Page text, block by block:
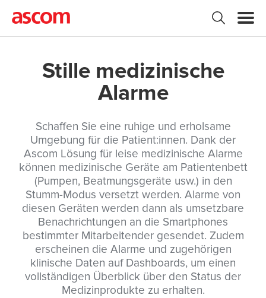
Stille medizinische
Alarme
Schaffen Sie eine ruhige und erholsame
Umgebung für die Patient:innen. Dank der
Ascom Lösung für leise medizinische Alarme
können medizinische Geräte am Patientenbett
(Pumpen, Beatmungsgeräte usw.) in den
Stumm-Modus versetzt werden. Alarme von
diesen Geräten werden dann als umsetzbare
Benachrichtungen an die Smartphones
bestimmter Mitarbeitender gesendet. Zudem
erscheinen die Alarme und zugehörigen
klinische Daten auf Dashboards, um einen
vollständigen Überblick über den Status der
Medizinprodukte zu erhalten.